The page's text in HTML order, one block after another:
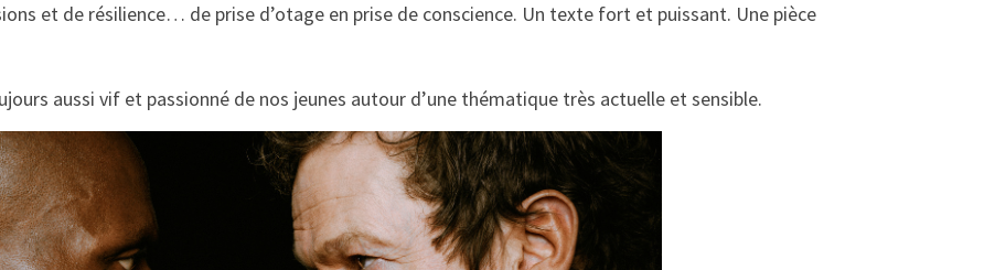
et de résilience… de prise d’otage en prise de conscience. Un texte fort et puissant. Une pièce
aussi vif et passionné de nos jeunes autour d’une thématique très actuelle et sensible.